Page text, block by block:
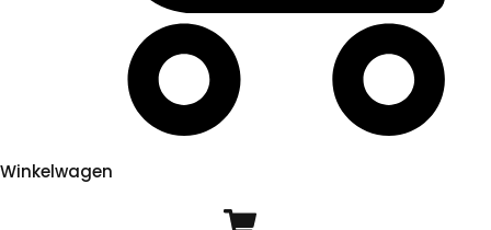
Winkelwagen